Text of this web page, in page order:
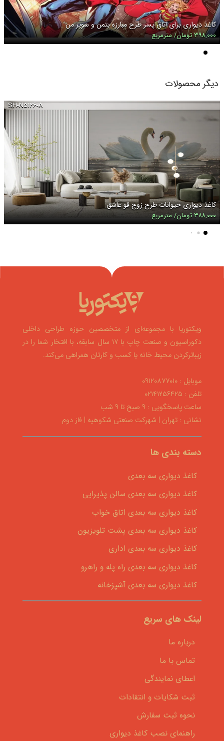
کاغذ دیواری برای اتاق پسر طرح مبارزه بتمن و سوپر من
۳۹۸,۰۰۰ تومان/ مترمربع
دیگر محصولات
SH-N۵۱۲۶-A
کاغذ دیواری حیوانات طرح زوج قو عاشق
۳۸۸,۰۰۰ تومان/ مترمربع
ویکتوریا با مجموعه‌ای از متخصصین حوزه طراحی داخلی
دکوراسیون و صنعت چاپ با ۱۷ سال سابقه، با افتخار شما را در
زیباترکردن محیط خانه یا کسب و کارتان همراهی می‌کند.
موبایل : ۰۹۱۲۰۸۷۷۰۱۰
تلفن : ۰۲۱۴۱۲۵۶۴۲۵
ساعت پاسخگویی : ۹ صبح تا ۹ شب
نشانی : تهران | شهرکت صنعتی شکوهیه | فاز دوم
دسته بندی ها
کاغذ دیواری سه بعدی
کاغذ دیواری سه بعدی سالن پذیرایی
کاغذ دیواری سه بعدی اتاق خواب
کاغذ دیواری سه بعدی پشت تلویزیون
کاغذ دیواری سه بعدی اداری
کاغذ دیواری سه بعدی راه پله و راهرو
کاغذ دیواری سه بعدی آشپزخانه
لینک های سریع
درباره ما
تماس با ما
اعطای نمایندگی
ثبت شکایات و انتقادات
نحوه ثبت سفارش
راهنمای نصب کاغذ دیواری